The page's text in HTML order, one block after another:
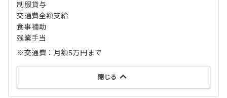
制服貸与
交通費全額支給
食事補助
残業手当
※交通費：月額5万円まで
閉じる